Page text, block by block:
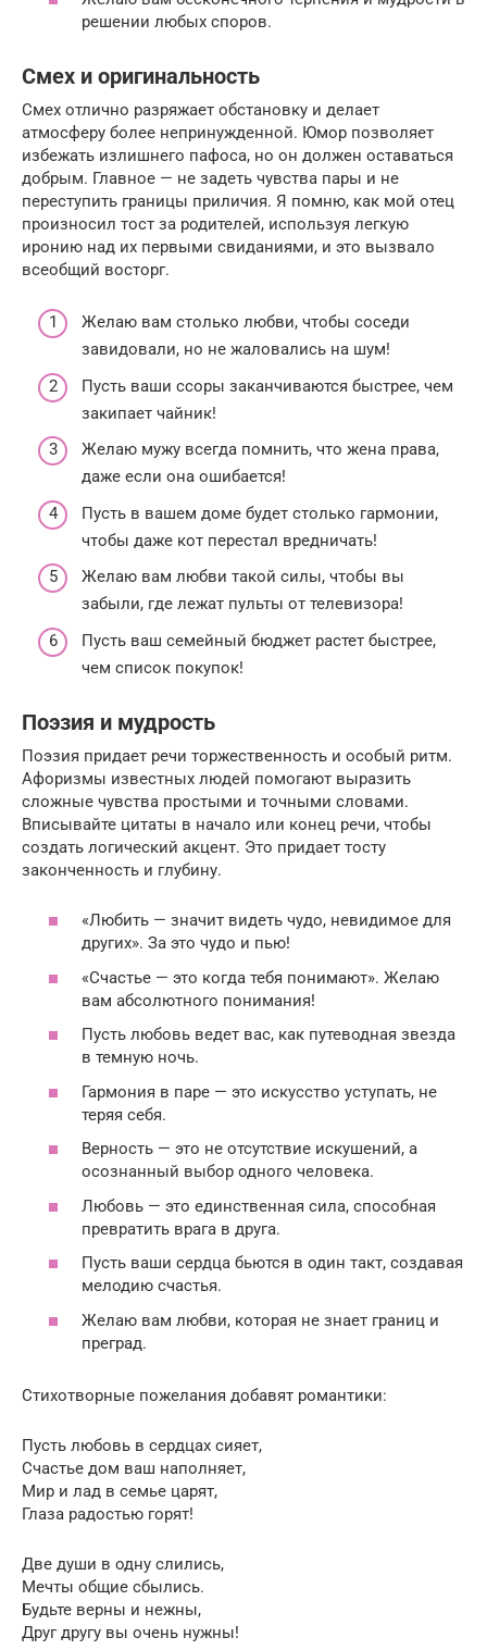
решении любых споров.
Смех и оригинальность
Смех отлично разряжает обстановку и делает
атмосферу более непринужденной. Юмор позволяет
избежать излишнего пафоса, но он должен оставаться
добрым. Главное — не задеть чувства пары и не
переступить границы приличия. Я помню, как мой отец
произносил тост за родителей, используя легкую
иронию над их первыми свиданиями, и это вызвало
всеобщий восторг.
Желаю вам столько любви, чтобы соседи
завидовали, но не жаловались на шум!
Пусть ваши ссоры заканчиваются быстрее, чем
закипает чайник!
Желаю мужу всегда помнить, что жена права,
даже если она ошибается!
Пусть в вашем доме будет столько гармонии,
чтобы даже кот перестал вредничать!
Желаю вам любви такой силы, чтобы вы
забыли, где лежат пульты от телевизора!
Пусть ваш семейный бюджет растет быстрее,
чем список покупок!
Поэзия и мудрость
Поэзия придает речи торжественность и особый ритм.
Афоризмы известных людей помогают выразить
сложные чувства простыми и точными словами.
Вписывайте цитаты в начало или конец речи, чтобы
создать логический акцент. Это придает тосту
законченность и глубину.
«Любить — значит видеть чудо, невидимое для
других». За это чудо и пью!
«Счастье — это когда тебя понимают». Желаю
вам абсолютного понимания!
Пусть любовь ведет вас, как путеводная звезда
в темную ночь.
Гармония в паре — это искусство уступать, не
теряя себя.
Верность — это не отсутствие искушений, а
осознанный выбор одного человека.
Любовь — это единственная сила, способная
превратить врага в друга.
Пусть ваши сердца бьются в один такт, создавая
мелодию счастья.
Желаю вам любви, которая не знает границ и
преград.
Стихотворные пожелания добавят романтики:
Пусть любовь в сердцах сияет,
Счастье дом ваш наполняет,
Мир и лад в семье царят,
Глаза радостью горят!
Две души в одну слились,
Мечты общие сбылись.
Будьте верны и нежны,
Друг другу вы очень нужны!